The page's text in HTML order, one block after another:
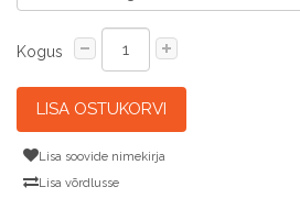
Kogus
LISA OSTUKORVI
Lisa soovide nimekirja
Lisa võrdlusse